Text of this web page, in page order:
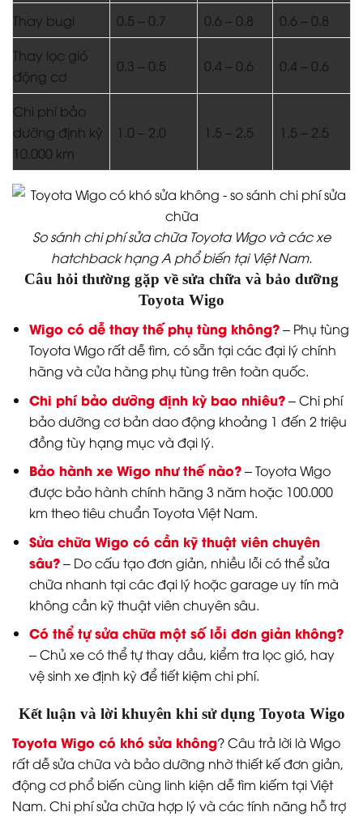
Thay bugi 0.5 – 0.7 0.6 – 0.8
0.6 – 0.8
Thay lọc gió
động cơ
0.3 – 0.5 0.4 – 0.6 0.4 – 0.6
Chi phí bảo
dưỡng định kỳ
10.000 km
1.0 – 2.0 1.5 – 2.5 1.5 – 2.5
So sánh chi phí sửa chữa Toyota Wigo và các xe
hatchback hạng A phổ biến tại Việt Nam.
Câu hỏi thường gặp về sửa chữa và bảo dưỡng
Toyota Wigo
Wigo có dễ thay thế phụ tùng không?– Phụ tùng
Toyota Wigo rất dễ tìm, có sẵn tại các đại lý chính
hãng và cửa hàng phụ tùng trên toàn quốc.
Chi phí bảo dưỡng định kỳ bao nhiêu?– Chi phí
bảo dưỡng cơ bản dao động khoảng 1 đến 2 triệu
đồng tùy hạng mục và đại lý.
Bảo hành xe Wigo như thế nào?– Toyota Wigo
được bảo hành chính hãng 3 năm hoặc 100.000
km theo tiêu chuẩn Toyota Việt Nam.
Sửa chữa Wigo có cần kỹ thuật viên chuyên
sâu?– Do cấu tạo đơn giản, nhiều lỗi có thể sửa
chữa nhanh tại các đại lý hoặc garage uy tín mà
không cần kỹ thuật viên chuyên sâu.
Có thể tự sửa chữa một số lỗi đơn giản không?
– Chủ xe có thể tự thay dầu, kiểm tra lọc gió, hay
vệ sinh xe định kỳ để tiết kiệm chi phí.
Kết luận và lời khuyên khi sử dụng Toyota Wigo
Toyota Wigo có khó sửa không? Câu trả lời là Wigo
rất dễ sửa chữa và bảo dưỡng nhờ thiết kế đơn giản,
động cơ phổ biến cùng linh kiện dễ tìm kiếm tại Việt
Nam. Chi phí sửa chữa hợp lý và các tính năng hỗ trợ